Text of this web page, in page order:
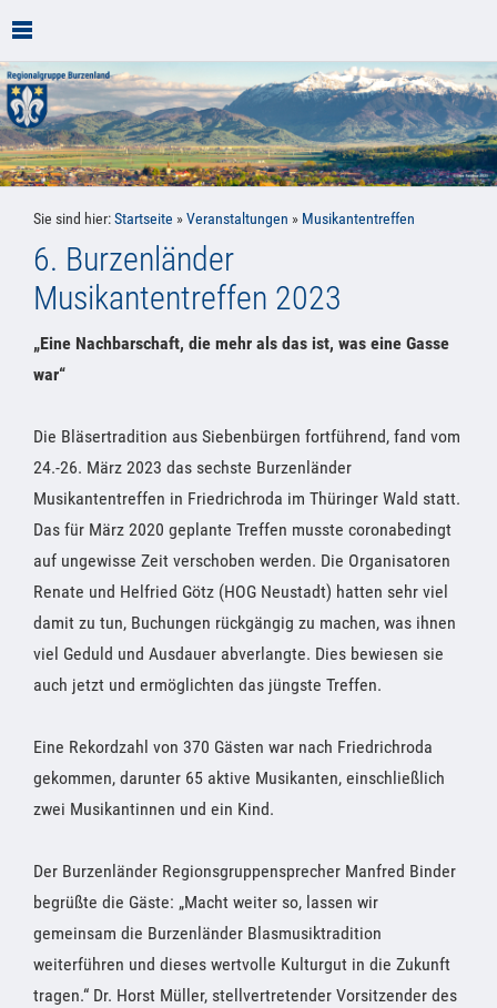
Sie sind hier:Startseite »Veranstaltungen » Musikantentreffen
6. Burzenländer
Musikantentreffen 2023
„Eine Nachbarschaft, die mehr als das ist, was eine Gasse
war“
Die Bläsertradition aus Siebenbürgen fortführend, fand vom
24.-26. März 2023 das sechste Burzenländer
Musikantentreffen in Friedrichroda im Thüringer Wald statt.
Das für März 2020 geplante Treffen musste coronabedingt
auf ungewisse Zeit verschoben werden. Die Organisatoren
Renate und Helfried Götz (HOG Neustadt) hatten sehr viel
damit zu tun, Buchungen rückgängig zu machen, was ihnen
viel Geduld und Ausdauer abverlangte. Dies bewiesen sie
auch jetzt und ermöglichten das jüngste Treffen.
Eine Rekordzahl von 370 Gästen war nach Friedrichroda
gekommen, darunter 65 aktive Musikanten, einschließlich
zwei Musikantinnen und ein Kind.
Der Burzenländer Regionsgruppensprecher Manfred Binder
begrüßte die Gäste: „Macht weiter so, lassen wir
gemeinsam die Burzenländer Blasmusiktradition
weiterführen und dieses wertvolle Kulturgut in die Zukunft
tragen.“ Dr. Horst Müller, stellvertretender Vorsitzender des